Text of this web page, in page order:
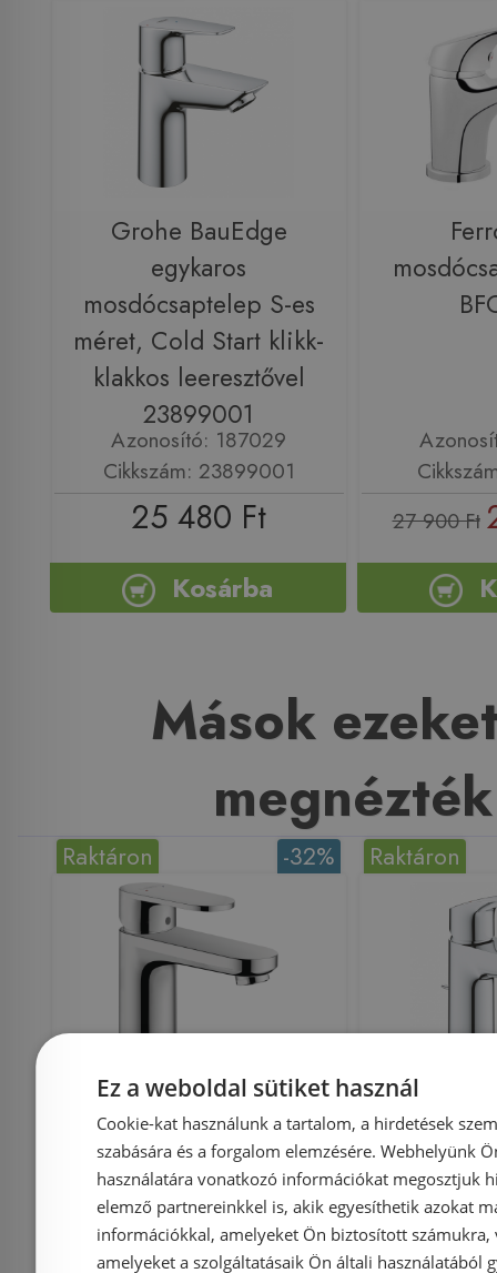
Grohe BauEdge
egykaros
mosdócsaptelep S-es
méret, Cold Start klikk-
klakkos leeresztővel
23899001
Azonosító: 187029
Cikkszám: 23899001
25 480 Ft
Kosárba
27 900 Ft
Mások
megnézték
-32%
Raktáron
Hansgrohe Vernis Blend
egykaros
mosdócsaptelep 100,
automata
lefolyógarnitúrával
Raktáron
mosdó
Ez a weboldal sütiket használ
Cookie-kat használunk a tartalom, a hirdetések
szabására és a forgalom elemzésére. Webhelyünk
használatára vonatkozó információkat megosztjuk
elemző partnereinkkel is, akik egyesíthetik azokat
információkkal, amelyeket Ön biztosított számukra,
amelyeket a szolgáltatásaik Ön általi használatából